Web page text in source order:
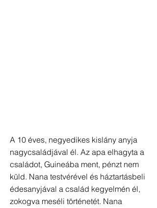
A 10 éves, negyedikes kislány anyja
nagycsaládjával él. Az apa elhagyta a
családot, Guineába ment, pénzt nem
küld. Nana testvérével és háztartásbeli
édesanyjával a család kegyelmén él,
zokogva meséli történetét. Nana